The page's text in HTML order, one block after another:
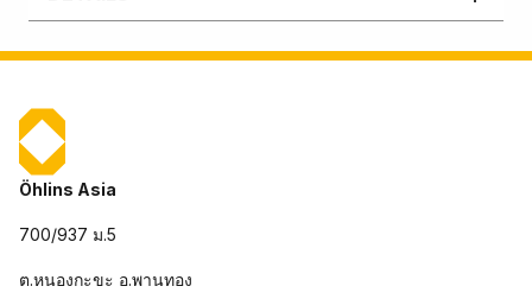
Öhlins Asia
700/937 ม.5
ต.หนองกะขะ อ.พานทอง